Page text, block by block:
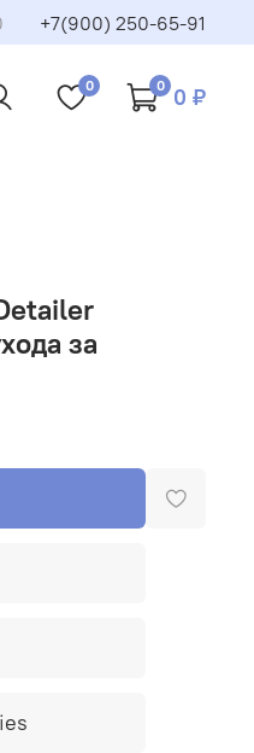
+7(900) 250-65-91
0 0 0 ₽
за